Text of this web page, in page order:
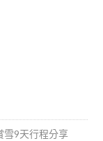
雪9天行程分享